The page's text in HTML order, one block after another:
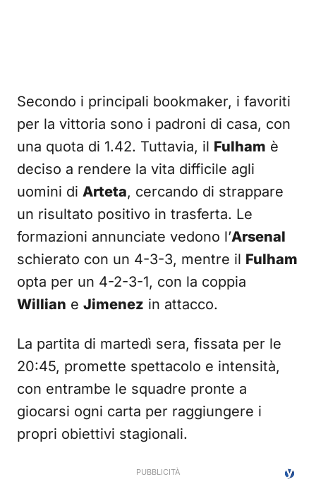
Secondo i principali bookmaker, i favoriti
per la vittoria sono i padroni di casa, con
una quota di 1.42. Tuttavia, il Fulham è
deciso a rendere la vita difficile agli
uomini di Arteta, cercando di strappare
un risultato positivo in trasferta. Le
formazioni annunciate vedono l’Arsenal
schierato con un 4-3-3, mentre il Fulham
opta per un 4-2-3-1, con la coppia
Willian e Jimenez in attacco.
La partita di martedì sera, fissata per le
20:45, promette spettacolo e intensità,
con entrambe le squadre pronte a
giocarsi ogni carta per raggiungere i
propri obiettivi stagionali.